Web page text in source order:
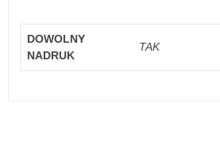
DOWOLNY
NADRUK
TAK